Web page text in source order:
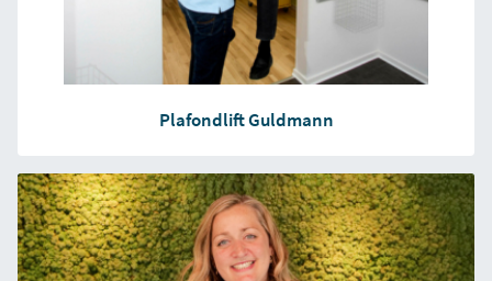
Plafondlift Guldmann